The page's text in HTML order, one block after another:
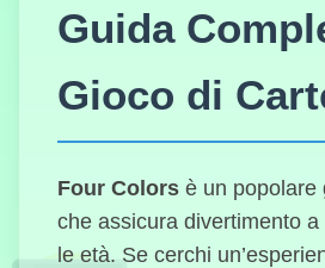
Guida
Gioco di
Four Colors è un popolare
che assicura divertimento
le età. Se cerchi